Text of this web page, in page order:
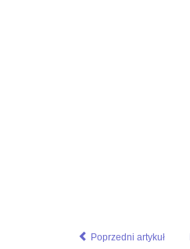
Poprzedni artykuł